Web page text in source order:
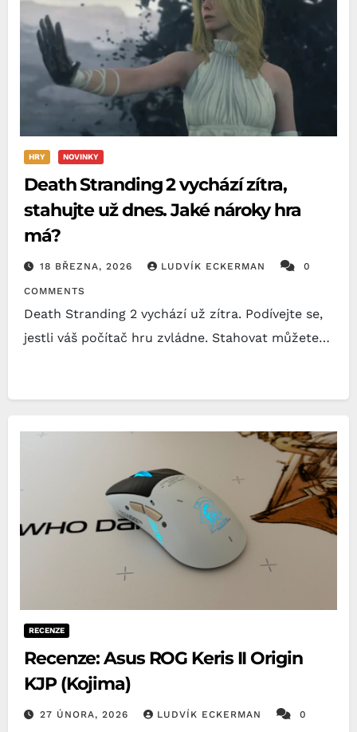
HRY NOVINKY
Death Stranding 2 vychází zítra,
stahujte už dnes. Jaké nároky hra
má?
18 BŘEZNA, 2026 LUDVÍK ECKERMAN 0
COMMENTS
Death Stranding 2 vychází už zítra. Podívejte se,
jestli váš počítač hru zvládne. Stahovat můžete…
RECENZE
Recenze: Asus ROG Keris II Origin
KJP (Kojima)
27 ÚNORA, 2026 LUDVÍK ECKERMAN 0